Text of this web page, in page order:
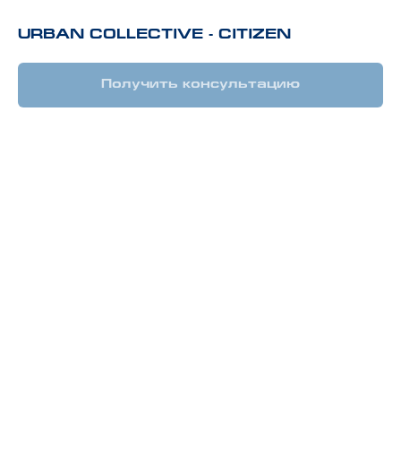
URBAN COLLECTIVE - CITIZEN
Получить консультацию